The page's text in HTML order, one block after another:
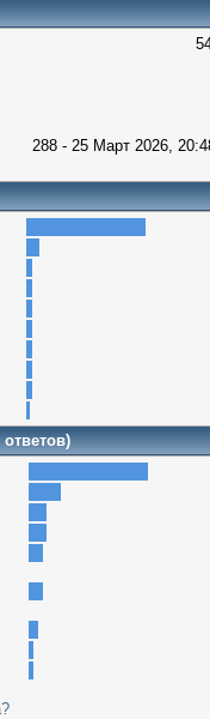
288 - 25 Март 2026,